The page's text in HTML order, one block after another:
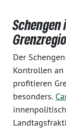
Schengen
Der
Kontrollen an
profitieren
besonders.